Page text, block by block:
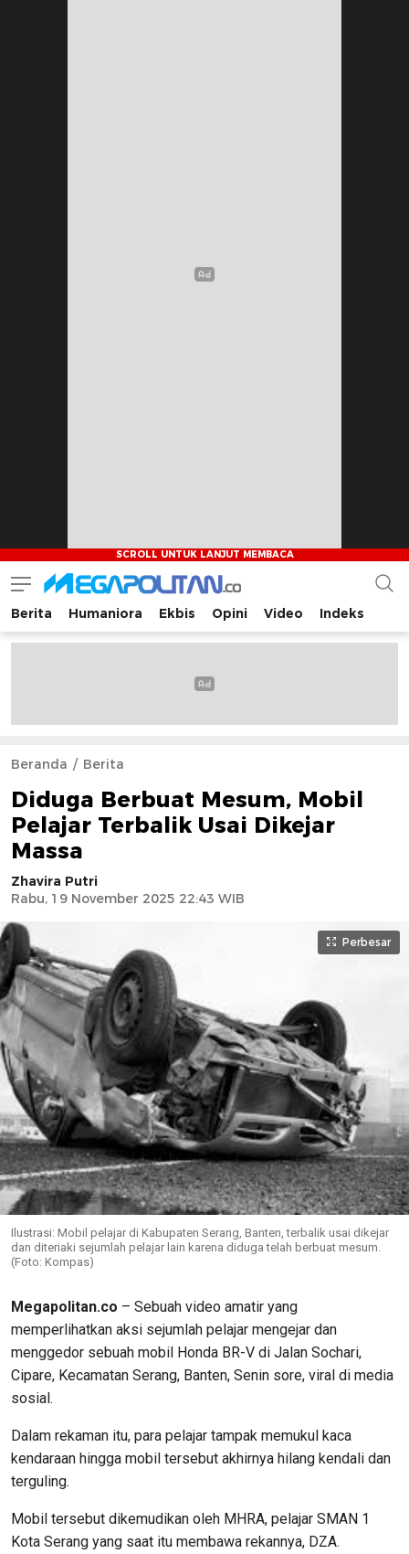
Megapolitan.co
Menyajikan berita-berita fakta bagi pembaca
Berita Humaniora Ekbis Opini Video Indeks
Beranda Berita
Diduga Berbuat Mesum, Mobil
Pelajar Terbalik Usai Dikejar
Massa
Zhavira Putri
Rabu, 19 November 2025 22:43 WIB
Perbesar
Ilustrasi: Mobil pelajar di Kabupaten Serang, Banten, terbalik usai dikejar
dan diteriaki sejumlah pelajar lain karena diduga telah berbuat mesum.
(Foto: Kompas)
Megapolitan.co – Sebuah video amatir yang
memperlihatkan aksi sejumlah pelajar mengejar dan
menggedor sebuah mobil Honda BR-V di Jalan Sochari,
Cipare, Kecamatan Serang, Banten, Senin sore, viral di media
sosial.
Dalam rekaman itu, para pelajar tampak memukul kaca
kendaraan hingga mobil tersebut akhirnya hilang kendali dan
terguling.
Mobil tersebut dikemudikan oleh MHRA, pelajar SMAN 1
Kota Serang yang saat itu membawa rekannya, DZA.